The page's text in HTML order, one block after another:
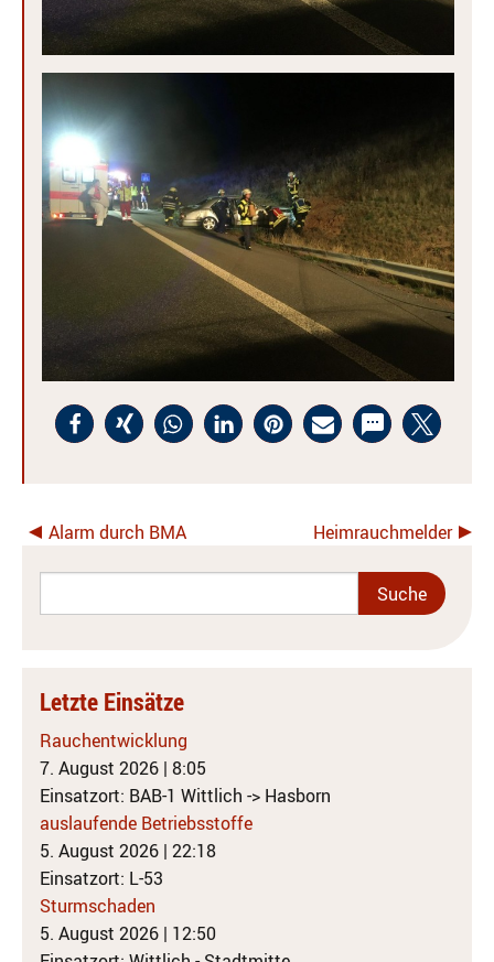
Alarm durch BMA Heimrauchmelder
Letzte Einsätze
Rauchentwicklung
7. August 2026 | 8:05
Einsatzort: BAB-1 Wittlich -> Hasborn
auslaufende Betriebsstoffe
5. August 2026 | 22:18
Einsatzort: L-53
Sturmschaden
5. August 2026 | 12:50